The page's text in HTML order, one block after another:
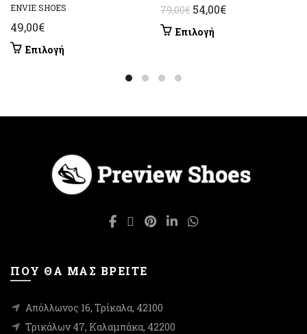
ENVIE SHOES
49,00€
Επιλογή
επιλογές
μπορούν
να
επιλεγούν
79,00€ Original
price
was:
54,00€Η
Επιλογή
επιλεγούν
ΠΟΥ ΘΑ ΜΑΣ ΒΡΕΙΤΕ
Απόλλωνος 16, Τρίκαλα, 42100
Τρικάλων 47, Καλαμπάκα, 42200